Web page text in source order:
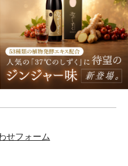
せフォーム